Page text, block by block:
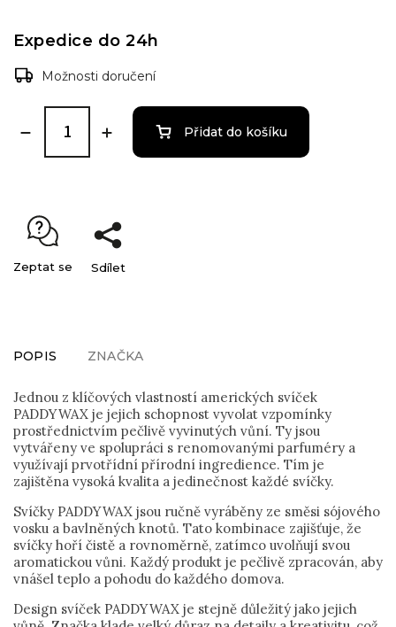
Expedice do 24h
Možnosti doručení
Přidat do košíku
Zeptat se Sdílet
POPIS ZNAČKA
Jednou z klíčových vlastností amerických svíček
PADDYWAX je jejich schopnost vyvolat vzpomínky
prostřednictvím pečlivě vyvinutých vůní. Ty jsou
vytvářeny ve spolupráci s renomovanými parfuméry a
využívají prvotřídní přírodní ingredience. Tím je
zajištěna vysoká kvalita a jedinečnost každé svíčky.
Svíčky PADDYWAX jsou ručně vyráběny ze směsi sójového
vosku a bavlněných knotů. Tato kombinace zajišťuje, že
svíčky hoří čistě a rovnoměrně, zatímco uvolňují svou
aromatickou vůni. Každý produkt je pečlivě zpracován, aby
vnášel teplo a pohodu do každého domova.
Design svíček PADDYWAX je stejně důležitý jako jejich